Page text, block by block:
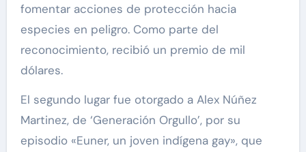
fomentar acciones de protección hacia
especies en peligro. Como parte del
reconocimiento, recibió un premio de mil
dólares.
El segundo lugar fue otorgado a Alex Núñez
Martinez, de ‘Generación Orgullo’, por su
episodio «Euner, un joven indígena gay», que